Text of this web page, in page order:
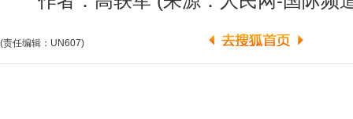
(责任编辑：UN607)